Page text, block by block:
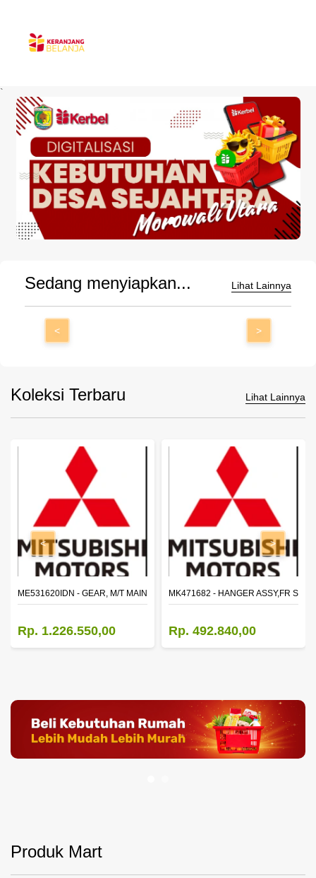
`
Sedang menyiapkan... Lihat Lainnya
< >
Koleksi Terbaru Lihat Lainnya
2ND SPEED (M035S5)
ME531620IDN - GEAR, M/T MAIN SHAFT REVERSE
Rp. 1.226.550,00
MK471682 - HANGER ASSY,FR
Rp. 492.840,00
< >
Produk Mart